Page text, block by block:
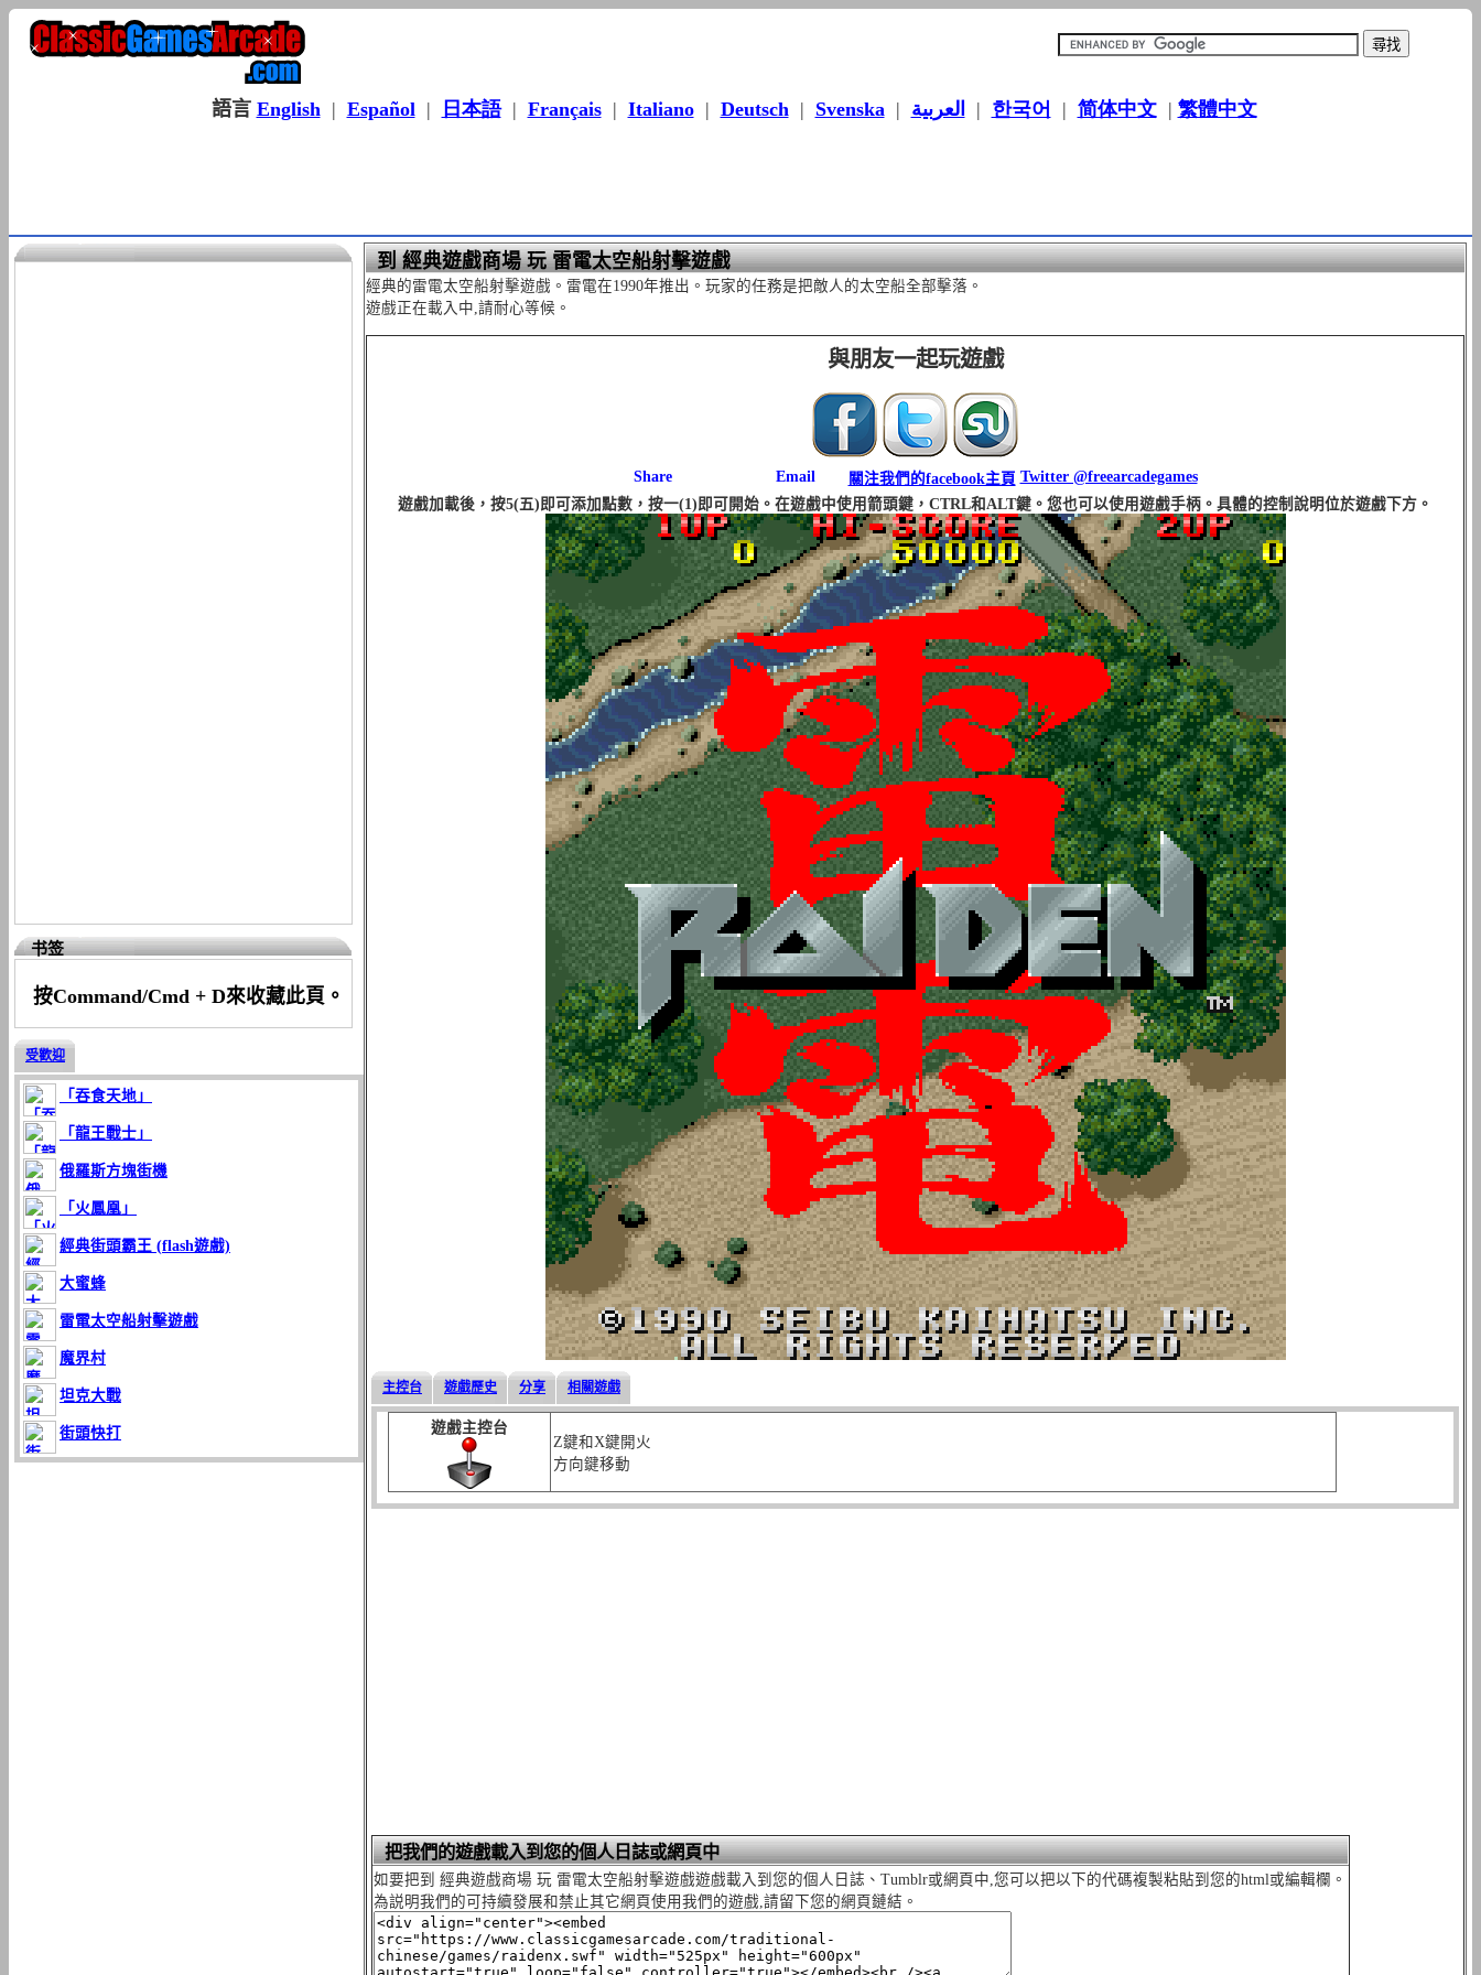
語言 English| Español| 日本語| Français| Italiano| Deutsch| Svenska| العربية | 한국어 | 简体中文| 繁體中文
书签
按Command/Cmd + D來收藏此頁。
受歡迎
「吞食天地」
「龍王戰士」
俄羅斯方塊街機
「火鳳凰」
經典街頭霸王 (flash遊戲)
大蜜蜂
雷電太空船射擊遊戲
魔界村
坦克大戰
街頭快打
到 經典遊戲商場 玩 雷電太空船射擊遊戲
經典的雷電太空船射擊遊戲。雷電在1990年推出。玩家的任務是把敵人的太空船全部擊落。
遊戲正在載入中,請耐心等候。
與朋友一起玩遊戲
關注我們的facebook主頁 Twitter @freearcadegames
遊戲加載後，按5(五)即可添加點數，按一(1)即可開始。在遊戲中使用箭頭鍵，CTRL和ALT鍵。您也可以使用遊戲手柄。具體的控制說明位於遊戲下方。
主控台 遊戲歷史 分享 相關遊戲
遊戲主控台
Z鍵和X鍵開火
方向鍵移動
把我們的遊戲載入到您的個人日誌或網頁中
如要把到 經典遊戲商場 玩 雷電太空船射擊遊戲遊戲載入到您的個人日誌、Tumblr或網頁中,您可以把以下的代碼複製粘貼到您的html或編輯欄。
為説明我們的可持續發展和禁止其它網頁使用我們的遊戲,請留下您的網頁鏈結。